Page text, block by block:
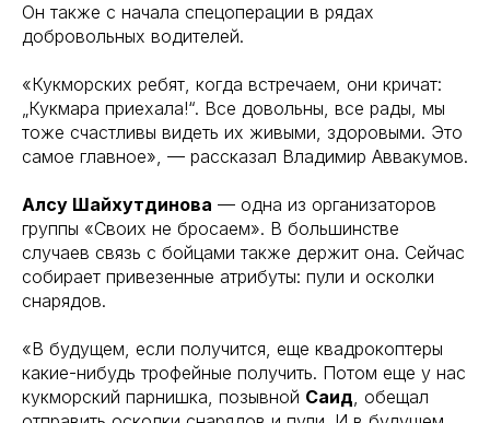
Он также с начала спецоперации в рядах
добровольных водителей.
«Кукморских ребят, когда встречаем, они кричат:
„Кукмара приехала!“. Все довольны, все рады, мы
тоже счастливы видеть их живыми, здоровыми. Это
самое главное», — рассказал Владимир Аввакумов.
Алсу Шайхутдинова — одна из организаторов
группы «Своих не бросаем». В большинстве
случаев связь с бойцами также держит она. Сейчас
собирает привезенные атрибуты: пули и осколки
снарядов.
«В будущем, если получится, еще квадрокоптеры
какие-нибудь трофейные получить. Потом еще у нас
кукморский парнишка, позывной Саид, обещал